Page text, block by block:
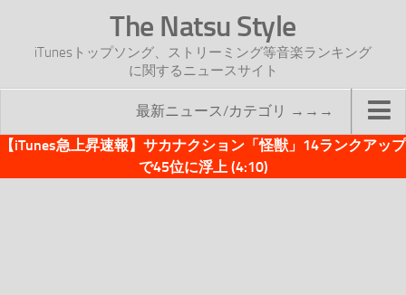
The Natsu Style
iTunesトップソング、ストリーミング等音楽ランキング
に関するニュースサイト
最新ニュース/カテゴリ →→→
TOP
【iTunes急上昇速報】サカナクション「怪獣」14ランクアップ
で45位に浮上 (4:10)